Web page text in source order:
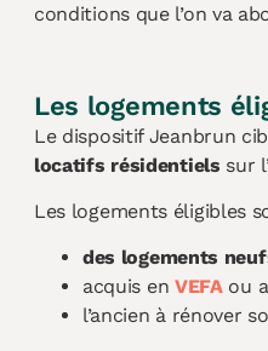
conditions que l’on va
Les logements
Le dispositif Jeanbrun
locatifs résidentiels sur
Les logements éligibles
des logements
acquis en VEFAou
l’ancien à rénover